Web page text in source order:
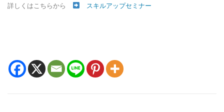
詳しくはこちらから スキルアップセミナー